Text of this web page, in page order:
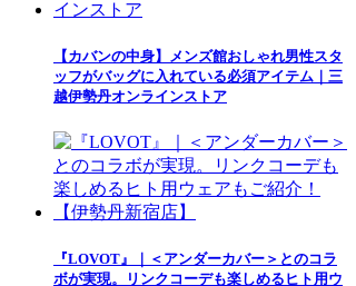
【カバンの中身】メンズ館おしゃれ男性スタ
ッフがバッグに入れている必須アイテム｜三
越伊勢丹オンラインストア
『LOVOT』｜＜アンダーカバー＞とのコラ
ボが実現。リンクコーデも楽しめるヒト用ウ